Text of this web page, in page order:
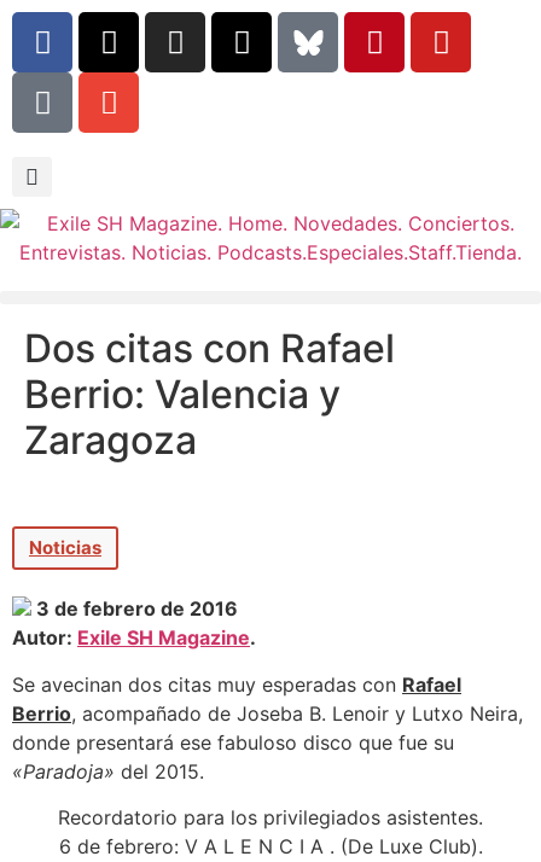
Dos citas con Rafael
Berrio: Valencia y
Zaragoza
Noticias
3 de febrero de 2016
Autor: Exile SH Magazine.
Se avecinan dos citas muy esperadas con Rafael
Berrio, acompañado de Joseba B. Lenoir y Lutxo Neira,
donde presentará ese fabuloso disco que fue su
«Paradoja» del 2015.
Recordatorio para los privilegiados asistentes.
6 de febrero: V A L E N C I A . (De Luxe Club).